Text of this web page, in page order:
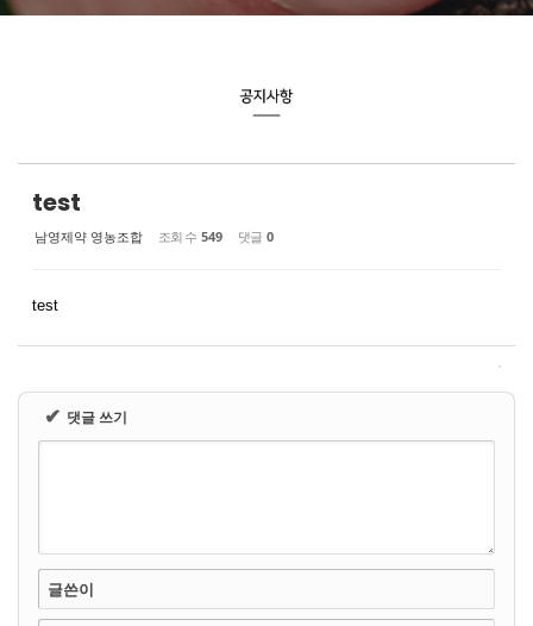
test
남영제약 영농조합 조회 수 549 댓글 0
test
✔ 댓글 쓰기
글쓴이